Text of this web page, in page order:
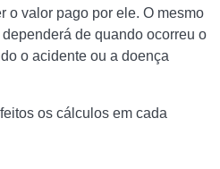
o valor pago por ele. O mesmo
de quando ocorreu o
o acidente ou a doença
os cálculos em cada